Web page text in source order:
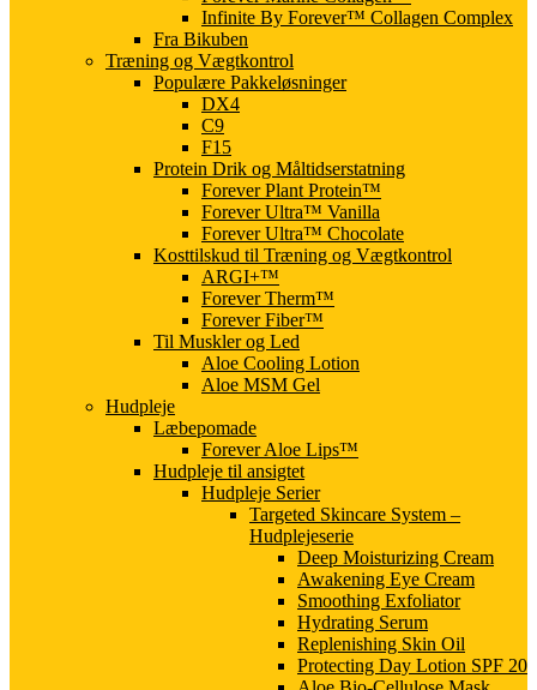
Infinite By Forever™ Collagen Complex
Fra Bikuben
Træning og Vægtkontrol
Populære Pakkeløsninger
DX4
C9
F15
Protein Drik og Måltidserstatning
Forever Plant Protein™
Forever Ultra™ Vanilla
Forever Ultra™ Chocolate
Kosttilskud til Træning og Vægtkontrol
ARGI+™
Forever Therm™
Forever Fiber™
Til Muskler og Led
Aloe Cooling Lotion
Aloe MSM Gel
Hudpleje
Læbepomade
Forever Aloe Lips™
Hudpleje til ansigtet
Hudpleje Serier
Targeted Skincare System –
Hudplejeserie
Deep Moisturizing Cream
Awakening Eye Cream
Smoothing Exfoliator
Hydrating Serum
Replenishing Skin Oil
Protecting Day Lotion SPF 20